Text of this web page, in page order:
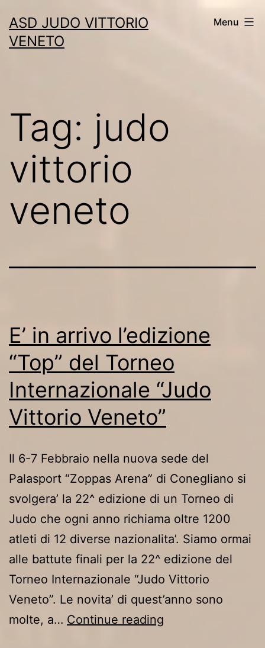
to
content
ASD JUDO VITTORIO
VENETO
Menu
Tag: judo
vittorio
veneto
E’ in arrivo l’edizione
“Top” del Torneo
Internazionale “Judo
Vittorio Veneto”
Il 6-7 Febbraio nella nuova sede del
Palasport “Zoppas Arena” di Conegliano si
svolgera’ la 22^ edizione di un Torneo di
Judo che ogni anno richiama oltre 1200
atleti di 12 diverse nazionalita’. Siamo ormai
alle battute finali per la 22^ edizione del
Torneo Internazionale “Judo Vittorio
Veneto”. Le novita’ di quest’anno sono
molte, a… Continue reading